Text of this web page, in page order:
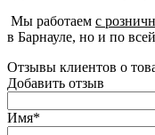
Мы работаем с
в Барнауле, но и по
Отзывы клиентов о
Добавить отзыв
Имя*